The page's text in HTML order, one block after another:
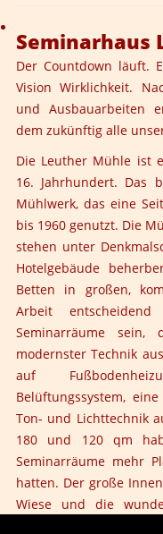
Seminarhaus
Der Countdown läuft.
Vision Wirklichkeit.
und Ausbauarbeiten
dem zukünftig alle
Die Leuther Mühle ist
16. Jahrhundert. Das
Mühlwerk, das eine
bis 1960 genutzt. Die
stehen unter
Hotelgebäude
Betten in großen,
Arbeit
Seminarräume
modernster Technik
auf
Belüftungssystem,
Ton- und Lichttechnik
180 und 120 qm
Seminarräume mehr
hatten. Der große
Wiese und die